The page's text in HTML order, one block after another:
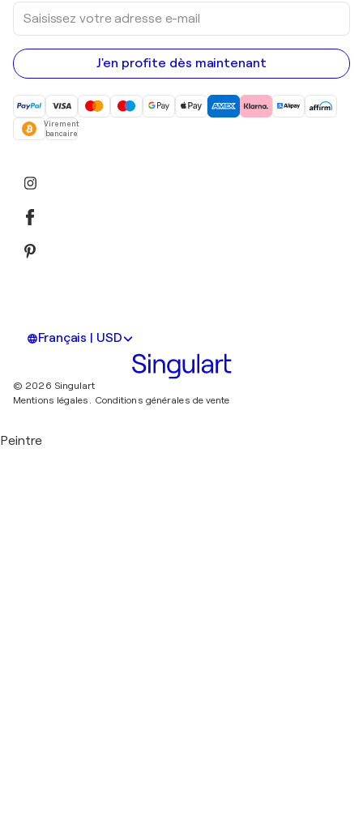
Saisissez
votre
adresse
e-
mail
J'en profite dès maintenant
Virement
bancaire
Français | USD
© 2026 Singulart
Mentions légales. Conditions générales de vente
Peintre